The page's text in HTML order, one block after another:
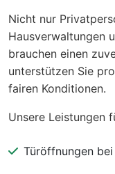
Nicht nur
Hausverwaltungen
brauchen einen
unterstützen Sie
fairen Konditionen.
Unsere Leistungen
Türöffnungen